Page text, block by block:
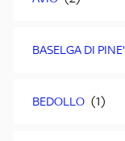
BASELGA DI PINE'
BEDOLLO